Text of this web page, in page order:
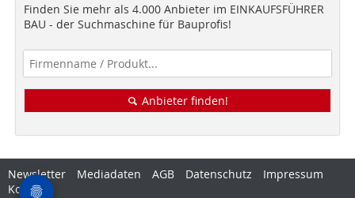
Finden Sie mehr als 4.000 Anbieter im EINKAUFSFÜHRER
BAU - der Suchmaschine für Bauprofis!
Anbieter finden!
Newsletter Mediadaten AGB Datenschutz
Impressum
Kontakt